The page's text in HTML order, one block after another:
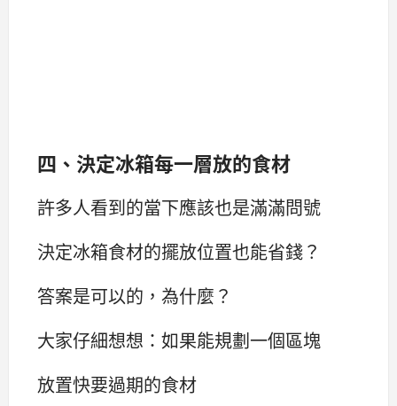
四、決定冰箱每一層放的食材
許多人看到的當下應該也是滿滿問號
決定冰箱食材的擺放位置也能省錢？
答案是可以的，為什麼？
大家仔細想想：如果能規劃一個區塊
放置快要過期的食材